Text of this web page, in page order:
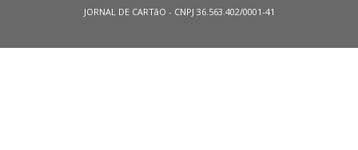
avise pelo formulário imediatamente. Observações: O JORNAL DE CARTãO
ressaltar que essas informações podem divergir das informações
JORNAL DE CARTãO - CNPJ 36.563.402/0001-41